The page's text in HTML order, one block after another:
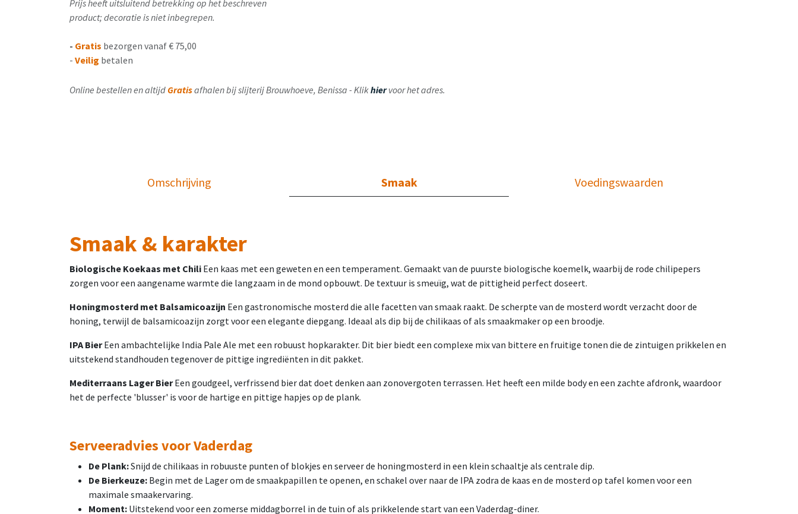
Prijs heeft uitsluitend betrekking op het beschreven
product; decoratie is niet inbegrepen.
- Gratis bezorgen vanaf € 75,00
- Veilig betalen
Online bestellen en altijd Gratisafhalen bij slijterij Brouwhoeve, Benissa - Klikhiervoor het adres.
Omschrijving Smaak Voedingswaarden
Smaak & karakter
Biologische Koekaas met Chili Een kaas met een geweten en een temperament. Gemaakt van de puurste biologische koemelk, waarbij de rode chilipepers
zorgen voor een aangename warmte die langzaam in de mond opbouwt. De textuur is smeuïg, wat de pittigheid perfect doseert.
Honingmosterd met Balsamicoazijn Een gastronomische mosterd die alle facetten van smaak raakt. De scherpte van de mosterd wordt verzacht door de
honing, terwijl de balsamicoazijn zorgt voor een elegante diepgang. Ideaal als dip bij de chilikaas of als smaakmaker op een broodje.
IPA BierEen ambachtelijke India Pale Ale met een robuust hopkarakter. Dit bier biedt een complexe mix van bittere en fruitige tonen die de zintuigen prikkelen en
uitstekend standhouden tegenover de pittige ingrediënten in dit pakket.
Mediterraans Lager BierEen goudgeel, verfrissend bier dat doet denken aan zonovergoten terrassen. Het heeft een milde body en een zachte afdronk, waardoor
het de perfecte 'blusser' is voor de hartige en pittige hapjes op de plank.
Serveeradvies voor Vaderdag
De Plank:Snijd de chilikaas in robuuste punten of blokjes en serveer de honingmosterd in een klein schaaltje als centrale dip.
De Bierkeuze: Begin met de Lager om de smaakpapillen te openen, en schakel over naar de IPA zodra de kaas en de mosterd op tafel komen voor een
maximale smaakervaring.
Moment: Uitstekend voor een zomerse middagborrel in de tuin of als prikkelende start van een Vaderdag-diner.